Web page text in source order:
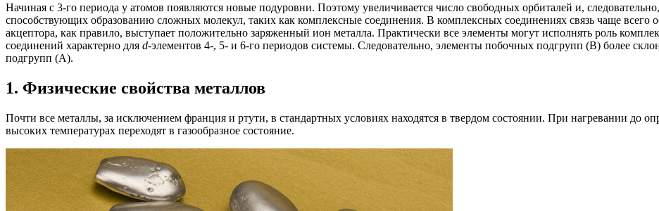
Начиная с 3-го периода у атомов появляются новые подуровни. Поэтому увеличивается число свободных орбиталей и,
способствующих образованию сложных молекул, таких как комплексные соединения. В комплексных соединениях связь чаще всего
акцептора, как правило, выступает положительно заряженный ион металла. Практически все элементы могут исполнять роль
соединений характерно для d-элементов 4-, 5- и 6-го периодов системы. Следовательно, элементы побочных подгрупп (В) более
подгрупп (А).
1. Физические свойства металлов
Почти все металлы, за исключением франция и ртути, в стандартных условиях находятся в твердом состоянии. При нагревании до
высоких температурах переходят в газообразное состояние.